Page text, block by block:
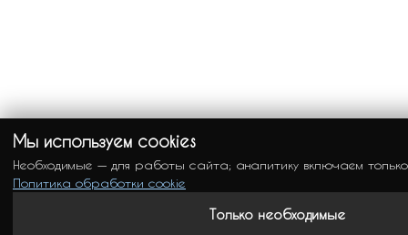
Мы используем cookies
Необходимые — для работы сайта; аналитику включаем
Политика обработки cookie
Только необходимые